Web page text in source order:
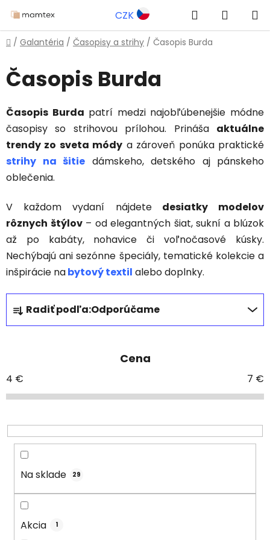
na
obsah
CZK Hľadať
KOŠÍK
Domov
/ Galantéria / Časopisy a strihy / Časopis Burda
Časopis Burda
Časopis Burda patrí medzi najobľúbenejšie módne
časopisy so strihovou prílohou. Prináša aktuálne
trendy zo sveta módy a zároveň ponúka praktické
strihy na šitie dámskeho, detského aj pánskeho
oblečenia.
V každom vydaní nájdetedesiatky modelov
rôznych štýlov– od elegantných šiat, sukní a blúzok
až po kabáty, nohavice či voľnočasové kúsky.
Nechýbajú ani sezónne špeciály, tematické kolekcie a
inšpirácie nabytový textil alebo doplnky.
R
a
d
i
e
r
o
Radiť podľa:Odporúčame
Cena
4 € 7 €
Na sklade 29
Akcia 1